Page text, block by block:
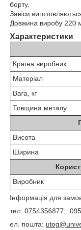
борту.
Завіси
Довжина виробу 220
Характеристики
Країна виробник
Матеріал
Вага, кг
Товщина металу
Висота
Ширина
Виробник
Інформація для
тел. 0754356877,
ел. пошта: